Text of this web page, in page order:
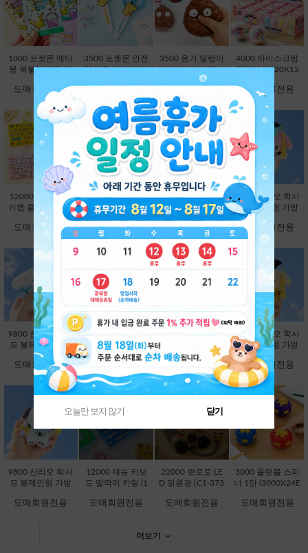
1000 포켓몬 메타
몽 복불복 키링 마
00X60EA) [C1-13
2204]
도매회원전용
3500 포켓몬 안전
캡 가위 (3500X20
3500 응가 말랑이
(3780X12EA) [B1-
593354]
4000 아이스크림
왁뿌볼 (4320X12
도매회원전용
12000 26구 대왕
키캡 클리커 키링-
랜덤 [C2-913191]
도매회원전용
12000 대왕 딸깍
이 키캡 키링 26
구-랜덤 [C2-8251
63]
도매회원전용
9800 산리오 학사
모 봉제인형 가방
티 [B2-083173]
도매회원전용
9800 산리오 학사
모 봉제인형 가방
고리 13cm-마이멜
로디 [B2-083180]
도매회원전용
9800 산리오 학사
모 봉제인형 가방
고리 13cm-시나모
롤 [B2-083203]
도매회원전용
9800 산리오 학사
모 봉제인형 가방
고리 13cm-쿠로미
9800 산리오 학사
모 봉제인형 가방
고리 13cm-한교동
[B2-083234]
도매회원전용
9800 산리오 학사
모 봉제인형 가방
고리 13cm-폼폼푸
린 [B2-083210]
도매회원전용
9800 산리오 학사
모 봉제인형 가방
[B2-083227]
도매회원전용
12000 재능 키보
드 딸깍이 키링 (1
45048]
도매회원전용
22000 뽀로로 LE
D 망원경 [C1-373
도매회원전용
3000 플랫볼 스피
너 1탄 (3000X24E
도매회원전용
더보기
오늘만 보지 않기 닫기